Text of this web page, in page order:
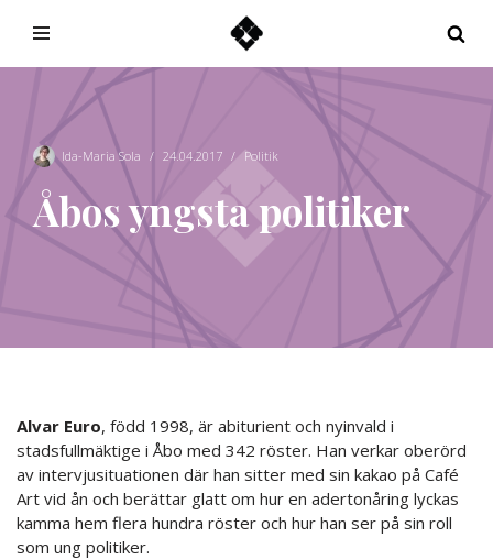
Ida-Maria Sola 24.04.2017 Politik
Åbos yngsta politiker
Alvar Euro, född 1998, är abiturient och nyinvald i
stadsfullmäktige i Åbo med 342 röster. Han verkar oberörd
av intervjusituationen där han sitter med sin kakao på Café
Art vid ån och berättar glatt om hur en adertonåring lyckas
kamma hem flera hundra röster och hur han ser på sin roll
som ung politiker.